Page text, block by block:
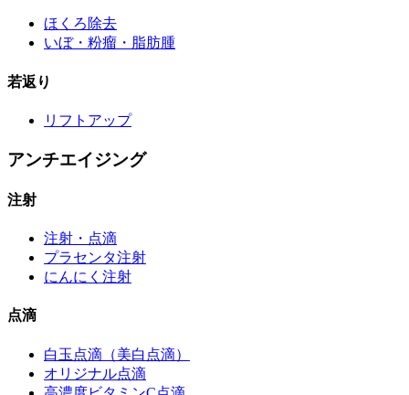
ほくろ除去
いぼ・粉瘤・脂肪腫
若返り
リフトアップ
アンチエイジング
注射
注射・点滴
プラセンタ注射
にんにく注射
点滴
白玉点滴（美白点滴）
オリジナル点滴